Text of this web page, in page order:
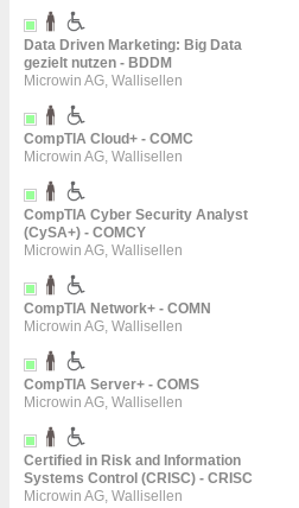
Data Driven Marketing: Big Data
gezielt nutzen - BDDM
Microwin AG, Wallisellen
CompTIA Cloud+ - COMC
Microwin AG, Wallisellen
CompTIA Cyber Security Analyst
(CySA+) - COMCY
Microwin AG, Wallisellen
CompTIA Network+ - COMN
Microwin AG, Wallisellen
CompTIA Server+ - COMS
Microwin AG, Wallisellen
Certified in Risk and Information
Systems Control (CRISC) - CRISC
Microwin AG, Wallisellen